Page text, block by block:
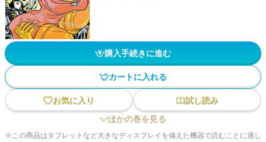
購入手続きに進む
カートに入れる
お気に入り
試し読み
ほかの巻を見る
※この商品はタブレットなど大きなディスプレイを備えた機器で読むことに適し